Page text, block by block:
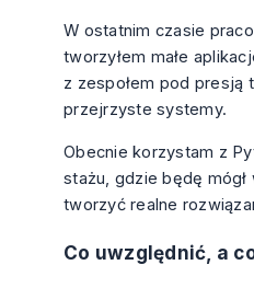
W ostatnim czasie
tworzyłem małe
z zespołem pod presją
przejrzyste systemy.
Obecnie korzystam z
stażu, gdzie będę
tworzyć realne
Co uwzględnić, a